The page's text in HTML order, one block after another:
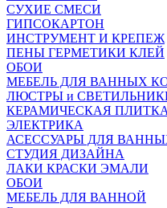
СУХИЕ СМЕСИ
ГИПСОКАРТОН
ИНСТРУМЕНТ И КРЕПЕЖ
ПЕНЫ ГЕРМЕТИКИ КЛЕЙ
ОБОИ
МЕБЕЛЬ ДЛЯ ВАННЫХ
ЛЮСТРЫ и
КЕРАМИЧЕСКАЯ
ЭЛЕКТРИКА
АСЕССУАРЫ ДЛЯ
СТУДИЯ ДИЗАЙНА
ЛАКИ КРАСКИ ЭМАЛИ
ОБОИ
МЕБЕЛЬ ДЛЯ ВАННОЙ